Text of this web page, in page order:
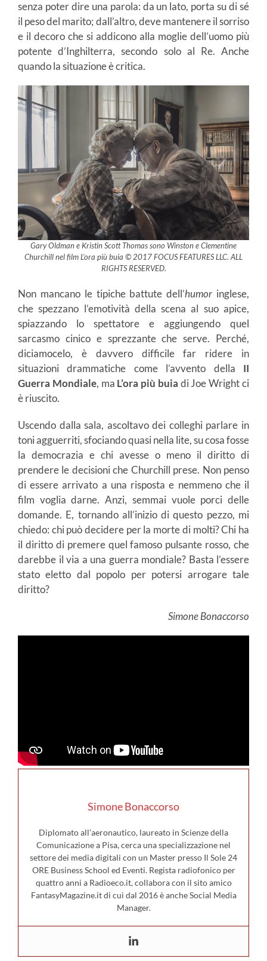
senza poter dire una parola: da un lato, porta su di sé
il peso del marito; dall’altro, deve mantenere il sorriso
e il decoro che si addicono alla moglie dell’uomo più
potente d’Inghilterra, secondo solo al Re. Anche
quando la situazione è critica.
Gary Oldman e Kristin Scott Thomas sono Winston e Clementine
Churchill nel film L’ora più buia © 2017 FOCUS FEATURES LLC. ALL
RIGHTS RESERVED.
Non mancano le tipiche battute dell’humor inglese,
che spezzano l’emotività della scena al suo apice,
spiazzando lo spettatore e aggiungendo quel
sarcasmo cinico e sprezzante che serve. Perché,
diciamocelo, è davvero difficile far ridere in
situazioni drammatiche come l’avvento della II
Guerra Mondiale, ma L’ora più buia di Joe Wright ci
è riuscito.
Uscendo dalla sala, ascoltavo dei colleghi parlare in
toni agguerriti, sfociando quasi nella lite, su cosa fosse
la democrazia e chi avesse o meno il diritto di
prendere le decisioni che Churchill prese. Non penso
di essere arrivato a una risposta e nemmeno che il
film voglia darne. Anzi, semmai vuole porci delle
domande. E, tornando all’inizio di questo pezzo, mi
chiedo: chi può decidere per la morte di molti? Chi ha
il diritto di premere quel famoso pulsante rosso, che
darebbe il via a una guerra mondiale? Basta l’essere
stato eletto dal popolo per potersi arrogare tale
diritto?
Simone Bonaccorso
Simone Bonaccorso
Diplomato all’aeronautico, laureato in Scienze della
Comunicazione a Pisa, cerca una specializzazione nel
settore dei media digitali con un Master presso Il Sole 24
ORE Business School ed Eventi. Regista radiofonico per
quattro anni a Radioeco.it, collabora con il sito amico
FantasyMagazine.it di cui dal 2016 è anche Social Media
Manager.